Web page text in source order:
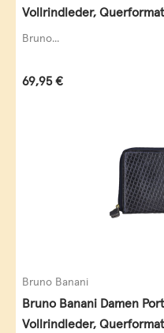
Vollrindleder,
Bruno...
Regulärer Preis:
69,95 €
Bruno Banani
Bruno Banani Damen
Vollrindleder,